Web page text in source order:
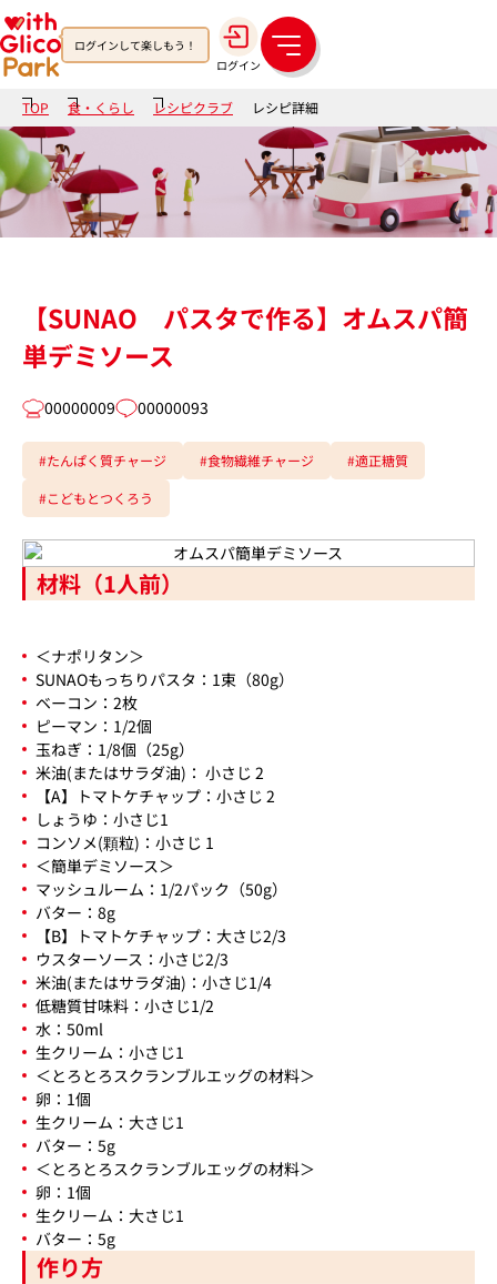
ログインして楽しもう！
ログイン
メ
ニ
ュ
ー
TOP 食・くらし レシピクラブ レシピ詳細
【SUNAO パスタで作る】オムスパ簡
単デミソース
00000009 00000093
#たんぱく質チャージ #食物繊維チャージ
#適正糖質
#こどもとつくろう
材料（1人前）
＜ナポリタン＞
SUNAOもっちりパスタ：1束（80g）
ベーコン：2枚
ピーマン：1/2個
玉ねぎ：1/8個（25g）
米油(またはサラダ油)： 小さじ 2
【A】トマトケチャップ：小さじ 2
しょうゆ：小さじ1
コンソメ(顆粒)：小さじ 1
＜簡単デミソース＞
マッシュルーム：1/2パック（50g）
バター：8g
【B】トマトケチャップ：大さじ2/3
ウスターソース：小さじ2/3
米油(またはサラダ油)：小さじ1/4
低糖質甘味料：小さじ1/2
水：50ml
生クリーム：小さじ1
＜とろとろスクランブルエッグの材料＞
卵：1個
生クリーム：大さじ1
バター：5g
＜とろとろスクランブルエッグの材料＞
卵：1個
生クリーム：大さじ1
バター：5g
作り方